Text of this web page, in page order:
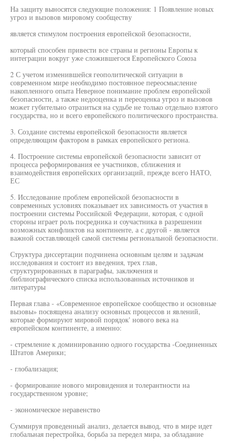
На защиту выносятся следующие положения: 1 Появление новых
угроз и вызовов мировому сообществу
является стимулом построения европейской безопасности,
который способен привести все страны и регионы Европы к
интеграции вокруг уже сложившегося Европейского Союза
2 С учетом изменившейся геополитической ситуации в
современном мире необходимо постоянное переосмысление
накопленного опыта Неверное понимание проблем европейской
безопасности, а также недооценка и переоценка угроз и вызовов
может губительно отразиться на судьбе не только отдельно взятого
государства, но и всего европейского политического пространства.
3. Создание системы европейской безопасности является
определяющим фактором в рамках европейского региона.
4. Построение системы европейской безопасности зависит от
процесса реформирования ее участников, сближения и
взаимодействия европейских организаций, прежде всего НАТО,
ЕС
5. Исследование проблем европейской безопасности в
современных условиях показывает их зависимость от участия в
построении системы Российской Федерации, которая, с одной
стороны играет роль посредника и соучастника в разрешении
возможных конфликтов на континенте, а с другой - является
важной составляющей самой системы региональной безопасности.
Структура диссертации подчинена основным целям и задачам
исследования и состоит из введения, трех глав,
структурированных в параграфы, заключения и
библиографического списка использованных источников и
литературы
Первая глава - «Современное европейское сообщество и основные
вызовы» посвящена анализу основных процессов и явлений,
которые формируют мировой порядок' нового века на
европейском континенте, а именно:
- стремление к доминированию одного государства -Соединенных
Штатов Америки;
- глобализация;
- формирование нового мировидения и толерантности на
государственном уровне;
- экономическое неравенство
Суммируя проведенный анализ, делается вывод, что в мире идет
глобальная перестройка, борьба за передел мира, за обладание